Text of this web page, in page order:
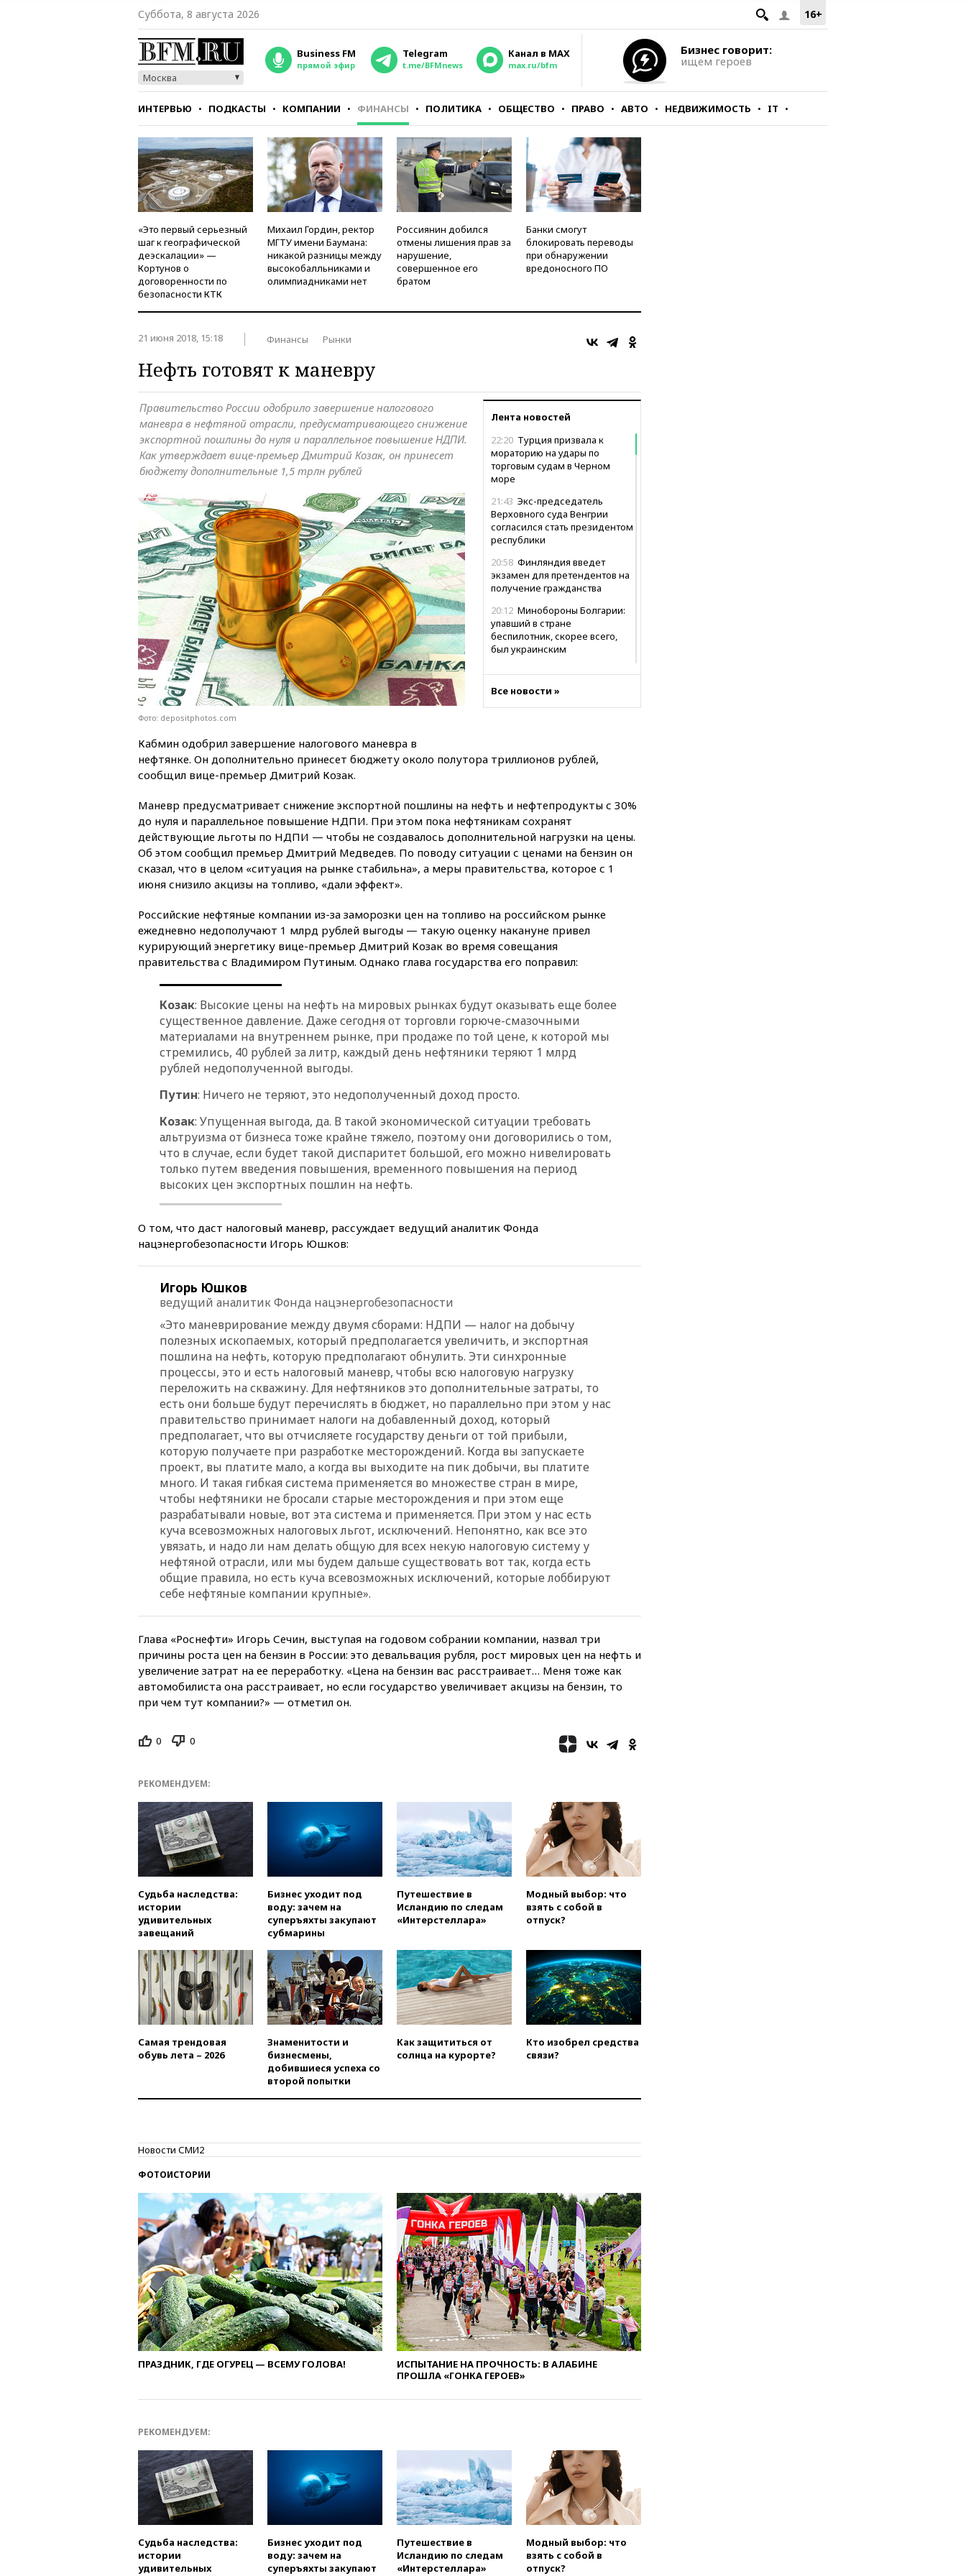
16+
Суббота, 8 августа 2026
Москва
Business FM
прямой эфир
Telegram
t.me/BFMnews
Канал в MAX
max.ru/bfm
Бизнес говорит:
ищем героев
ИНТЕРВЬЮ ПОДКАСТЫ КОМПАНИИ ФИНАНСЫ ПОЛИТИКА ОБЩЕСТВО ПРАВО АВТО НЕДВИЖИМОСТЬ IT
СТИЛЬ ТЕСТЫ
«Это первый серьезный
шаг к географической
деэскалации» —
Кортунов о
договоренности по
безопасности КТК
Михаил Гордин, ректор
МГТУ имени Баумана:
никакой разницы между
высокобалльниками и
олимпиадниками нет
Россиянин добился
отмены лишения прав за
нарушение,
совершенное его
братом
Банки смогут
блокировать переводы
при обнаружении
вредоносного ПО
21 июня 2018, 15:18 Финансы Рынки
Нефть готовят к маневру
Лента новостей
22:20 Турция призвала к
мораторию на удары по
торговым судам в Черном
море
21:43 Экс-председатель
Верховного суда Венгрии
согласился стать президентом
республики
20:58 Финляндия введет
экзамен для претендентов на
получение гражданства
20:12 Минобороны Болгарии:
упавший в стране
беспилотник, скорее всего,
был украинским
компании ADNOC в Ормузе
антирекорда
Москву и Киев
17:43«Тиса» выдвинула экс-
председателя Верховного
суда на пост президента
Венгрии
угрозу европейскую зиму»
16:16 Беспилотник взорвался
вблизи газопровода в
Болгарии
Белгородской области погиб
мирный житель
14:54 В Аргентине умер отец
футболиста Лионеля Месси
стал Тодд Бланш
13:37Пляжи Геленджика
закрыты из-за опасности БПЛА
13:03 Испания ввела
12:27
НПЗ, вызванное атакой БПЛА,
При столкновении
катера и лодки под Самарой
погибли два человека
10:27Движение по трассе
«Новороссия» восстановлено
09:55 Силы ПВО перехватили
за утро 85 БПЛА над
территорией РФ
09:25Ильский НПЗ на Кубани
загорелся после падения
обломков дрона
08:57Собянин сообщил о
девяти БПЛА, сбитых на
подлете к Москве
08:42 Силы ПВО сбили почти
400 БПЛА над российскими
регионами
07:30Нигерия стала
крупнейшим поставщиком
авиатоплива в Европу
06:30США и Колумбия
ВМС Испании усилили
присутствие в Сеуте на фоне
качество жилья в Нью-Йорке и
02:30
Трамп попросил
отпустить его с круглого стола
в Госдепе, чтобы «вести
войну»
Мигрант погиб при
попытке попасть из Марокко в
Сеуту на параплане
блок Украину из-за уровня
коррупции
вчера, 23:35Лукашенко
объяснил экономическую
выгоду безвизового режима с
вчера, 22:59 На башню
попытке попасть в Россию
огня США и Ирана
вчера, 22:15Три человека
получили ножевые ранения
при нападении в Чехии
вчера, 22:00Путин поручил
выделить средства на новые
РЛС для Белгородской
области
вчера, 21:56The Atlantic: Маск
отказал Украине в
использовании Starlink для
атак вглубь РФ
РФ по гимнастике получили
официальный отказ в визах от
Хорватии
вчера, 21:15Пентагон
опубликовал 16 новых видео с
вчера, 21:00На границе
Украины с Польшей скопилось
Все новости »
Правительство России одобрило завершение налогового
маневра в нефтяной отрасли, предусматривающего снижение
экспортной пошлины до нуля и параллельное повышение НДПИ.
Как утверждает вице-премьер Дмитрий Козак, он принесет
бюджету дополнительные 1,5 трлн рублей
Фото: depositphotos.com
Кабмин одобрил завершение налогового маневра в
нефтянке. Он дополнительно принесет бюджету около полутора триллионов рублей,
сообщил вице-премьер Дмитрий Козак.
Маневр предусматривает снижение экспортной пошлины на нефть и нефтепродукты с 30%
до нуля и параллельное повышение НДПИ. При этом пока нефтяникам сохранят
действующие льготы по НДПИ — чтобы не создавалось дополнительной нагрузки на цены.
Об этом сообщил премьер Дмитрий Медведев. По поводу ситуации с ценами на бензин он
сказал, что в целом «ситуация на рынке стабильна», а меры правительства, которое с 1
июня снизило акцизы на топливо, «дали эффект».
Российские нефтяные компании из-за заморозки цен на топливо на российском рынке
ежедневно недополучают 1 млрд рублей выгоды — такую оценку накануне привел
курирующий энергетику вице-премьер Дмитрий Козак во время совещания
правительства с Владимиром Путиным. Однако глава государства его поправил:
Козак: Высокие цены на нефть на мировых рынках будут оказывать еще более
существенное давление. Даже сегодня от торговли горюче-смазочными
материалами на внутреннем рынке, при продаже по той цене, к которой мы
стремились, 40 рублей за литр, каждый день нефтяники теряют 1 млрд
рублей недополученной выгоды.
Путин: Ничего не теряют, это недополученный доход просто.
Козак: Упущенная выгода, да. В такой экономической ситуации требовать
альтруизма от бизнеса тоже крайне тяжело, поэтому они договорились о том,
что в случае, если будет такой диспаритет большой, его можно нивелировать
только путем введения повышения, временного повышения на период
высоких цен экспортных пошлин на нефть.
О том, что даст налоговый маневр, рассуждает ведущий аналитик Фонда
нацэнергобезопасности Игорь Юшков:
Игорь Юшков
ведущий аналитик Фонда нацэнергобезопасности
«Это маневрирование между двумя сборами: НДПИ — налог на добычу
полезных ископаемых, который предполагается увеличить, и экспортная
пошлина на нефть, которую предполагают обнулить. Эти синхронные
процессы, это и есть налоговый маневр, чтобы всю налоговую нагрузку
переложить на скважину. Для нефтяников это дополнительные затраты, то
есть они больше будут перечислять в бюджет, но параллельно при этом у нас
правительство принимает налоги на добавленный доход, который
предполагает, что вы отчисляете государству деньги от той прибыли,
которую получаете при разработке месторождений. Когда вы запускаете
проект, вы платите мало, а когда вы выходите на пик добычи, вы платите
много. И такая гибкая система применяется во множестве стран в мире,
чтобы нефтяники не бросали старые месторождения и при этом еще
разрабатывали новые, вот эта система и применяется. При этом у нас есть
куча всевозможных налоговых льгот, исключений. Непонятно, как все это
увязать, и надо ли нам делать общую для всех некую налоговую систему у
нефтяной отрасли, или мы будем дальше существовать вот так, когда есть
общие правила, но есть куча всевозможных исключений, которые лоббируют
себе нефтяные компании крупные».
Глава «Роснефти» Игорь Сечин, выступая на годовом собрании компании, назвал три
причины роста цен на бензин в России: это девальвация рубля, рост мировых цен на нефть и
увеличение затрат на ее переработку. «Цена на бензин вас расстраивает… Меня тоже как
автомобилиста она расстраивает, но если государство увеличивает акцизы на бензин, то
при чем тут компании?» — отметил он.
0 0
РЕКОМЕНДУЕМ:
Судьба наследства:
истории
удивительных
завещаний
Бизнес уходит под
воду: зачем на
суперъяхты закупают
субмарины
Путешествие в
Исландию по следам
«Интерстеллара»
Модный выбор: что
взять с собой в
отпуск?
Самая трендовая
обувь лета – 2026
Знаменитости и
бизнесмены,
добившиеся успеха со
второй попытки
Как защититься от
солнца на курорте?
Кто изобрел средства
связи?
Новости СМИ2
ФОТОИСТОРИИ
ПРАЗДНИК, ГДЕ ОГУРЕЦ — ВСЕМУ ГОЛОВА!
ИСПЫТАНИЕ НА ПРОЧНОСТЬ: В АЛАБИНЕ
ПРОШЛА «ГОНКА ГЕРОЕВ»
РЕКОМЕНДУЕМ:
Судьба наследства:
истории
удивительных
Бизнес уходит под
воду: зачем на
суперъяхты закупают
Путешествие в
Исландию по следам
«Интерстеллара»
Модный выбор: что
взять с собой в
отпуск?